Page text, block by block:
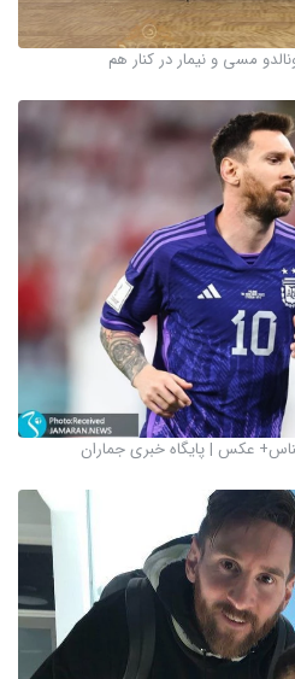
مسی و نیمار در کنار هم
عکس | پایگاه خبری جماران